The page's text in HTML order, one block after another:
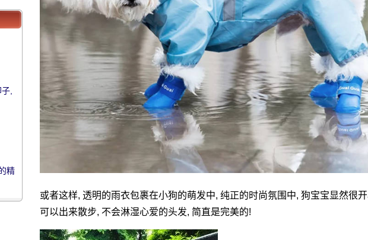
或者这样, 透明的雨衣包裹在小狗的萌发中, 纯正的时尚氛围中, 狗宝宝显然很
可以出来散步, 不会淋湿心爱的头发, 简直是完美的!
,
精